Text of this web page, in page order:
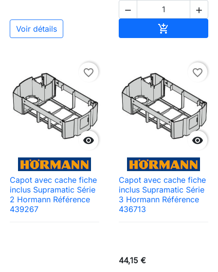
Voir détails
 


favorite_border
Capot avec cache fiche
inclus Supramatic Série
2 Hormann Référence
439267

favorite_border
Capot avec cache fiche
inclus Supramatic Série
3 Hormann Référence
436713
44,15 €